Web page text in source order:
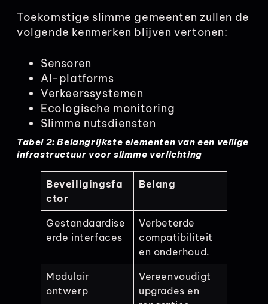
Toekomstige slimme gemeenten zullen de
volgende kenmerken blijven vertonen:
Sensoren
AI-platforms
Verkeerssystemen
Ecologische monitoring
Slimme nutsdiensten
Tabel 2: Belangrijkste elementen van een veilige
infrastructuur voor slimme verlichting
Beveiligingsfa
ctor
Belang
Gestandaardise
erde interfaces
Verbeterde
compatibiliteit
en onderhoud.
Modulair
ontwerp
Vereenvoudigt
upgrades en